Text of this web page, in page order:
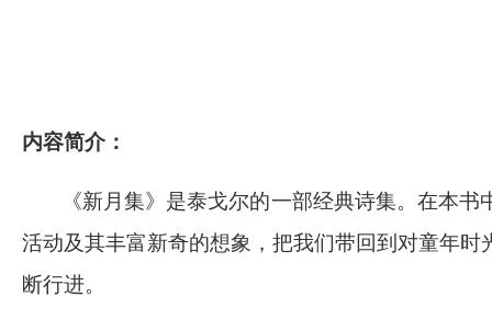
内容简介：
《新月集》是泰戈尔的一部经典诗集。在本
活动及其丰富新奇的想象，把我们带回到对童年
断行进。